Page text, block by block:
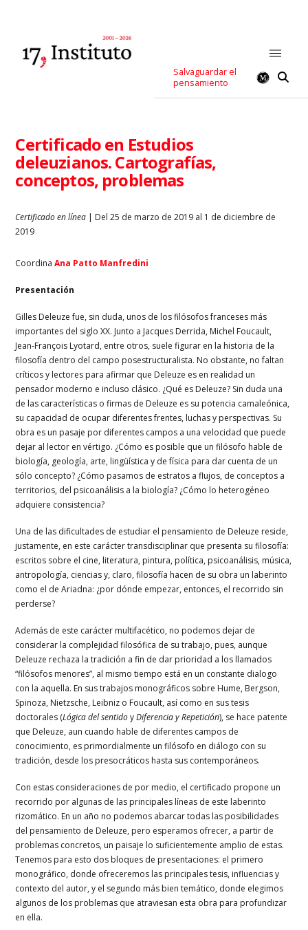
Salvaguardar el
pensamiento
Certificado en Estudios
deleuzianos. Cartografías,
conceptos, problemas
Certificado en línea | Del 25 de marzo de 2019 al 1 de diciembre de
2019
CoordinaAna Patto Manfredini
Presentación
Gilles Deleuze fue, sin duda, unos de los filósofos franceses más
importantes del siglo XX. Junto a Jacques Derrida, Michel Foucault,
Jean-François Lyotard, entre otros, suele figurar en la historia de la
filosofía dentro del campo posestructuralista. No obstante, no faltan
críticos y lectores para afirmar que Deleuze es en realidad un
pensador moderno e incluso clásico. ¿Qué es Deleuze? Sin duda una
de las características o firmas de Deleuze es su potencia camaleónica,
su capacidad de ocupar diferentes frentes, luchas y perspectivas. Su
obra es un pasaje por diferentes campos a una velocidad que puede
dejar al lector en vértigo. ¿Cómo es posible que un filósofo hable de
biología, geología, arte, lingüística y de física para dar cuenta de un
sólo concepto? ¿Cómo pasamos de estratos a flujos, de conceptos a
territorios, del psicoanálisis a la biología? ¿Cómo lo heterogéneo
adquiere consistencia?
Una de las dificultades de estudiar el pensamiento de Deleuze reside,
justamente, en este carácter transdisciplinar que presenta su filosofía:
escritos sobre el cine, literatura, pintura, política, psicoanálisis, música,
antropología, ciencias y, claro, filosofía hacen de su obra un laberinto
como el de Ariadna: ¿por dónde empezar, entonces, el recorrido sin
perderse?
Además de este carácter multifacético, no podemos dejar de
considerar la complejidad filosófica de su trabajo, pues, aunque
Deleuze rechaza la tradición a fin de dar prioridad a los llamados
“filósofos menores”, al mismo tiempo está en un constante dialogo
con la aquella. En sus trabajos monográficos sobre Hume, Bergson,
Spinoza, Nietzsche, Leibniz o Foucault, así como en sus tesis
doctorales (Lógica del sentidoyDiferencia y Repetición), se hace patente
que Deleuze, aun cuando hable de diferentes campos de
conocimiento, es primordialmente un filósofo en diálogo con su
tradición, desde los presocráticos hasta sus contemporáneos.
Con estas consideraciones de por medio, el certificado propone un
recorrido por algunas de las principales líneas de este laberinto
rizomático. En un año no podemos abarcar todas las posibilidades
del pensamiento de Deleuze, pero esperamos ofrecer, a partir de
problemas concretos, un paisaje lo suficientemente amplio de estas.
Tenemos para esto dos bloques de presentaciones: el primero
monográfico, donde ofreceremos las principales tesis, influencias y
contexto del autor, y el segundo más bien temático, donde elegimos
algunos de los problemas que atraviesan esta obra para profundizar
en ella.